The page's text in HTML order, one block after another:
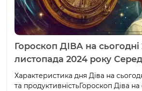
Гороскоп ДІВА на сьогодні
листопада 2024 року
Характеристика дня Діва на
та продуктивністьГороскоп Діва на